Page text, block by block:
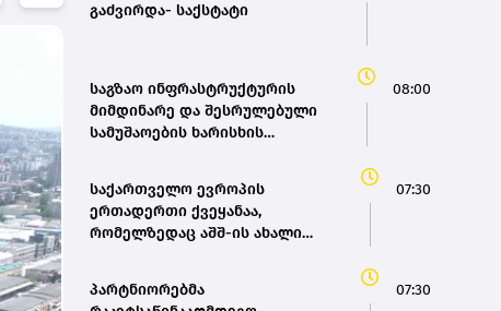
გაძვირდა- საქსტატი
საგზაო ინფრასტრუქტურის
მიმდინარე და შესრულებული
სამუშაოების ხარისხის
დეპარტამენტი
08:00
საქართველო ევროპის
ერთადერთი ქვეყანაა,
რომელზედაც აშშ-ის ახალი
07:30
პარტნიორებმა
07:30